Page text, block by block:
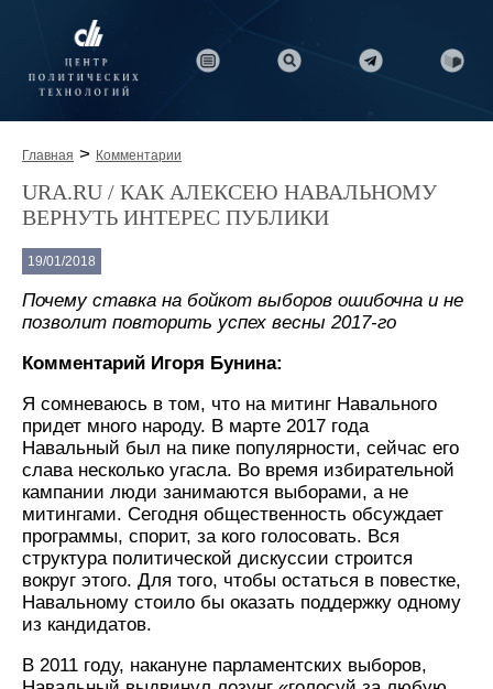
Главная > Комментарии
URA.RU / КАК АЛЕКСЕЮ НАВАЛЬНОМУ
ВЕРНУТЬ ИНТЕРЕС ПУБЛИКИ
19/01/2018
Почему ставка на бойкот выборов ошибочна и не
позволит повторить успех весны 2017-го
Комментарий Игоря Бунина:
Я сомневаюсь в том, что на митинг Навального
придет много народу. В марте 2017 года
Навальный был на пике популярности, сейчас его
слава несколько угасла. Во время избирательной
кампании люди занимаются выборами, а не
митингами. Сегодня общественность обсуждает
программы, спорит, за кого голосовать. Вся
структура политической дискуссии строится
вокруг этого. Для того, чтобы остаться в повестке,
Навальному стоило бы оказать поддержку одному
из кандидатов.
В 2011 году, накануне парламентских выборов,